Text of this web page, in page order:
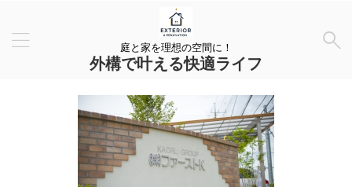
庭と家を理想の空間に！
外構で叶える快適ライフ